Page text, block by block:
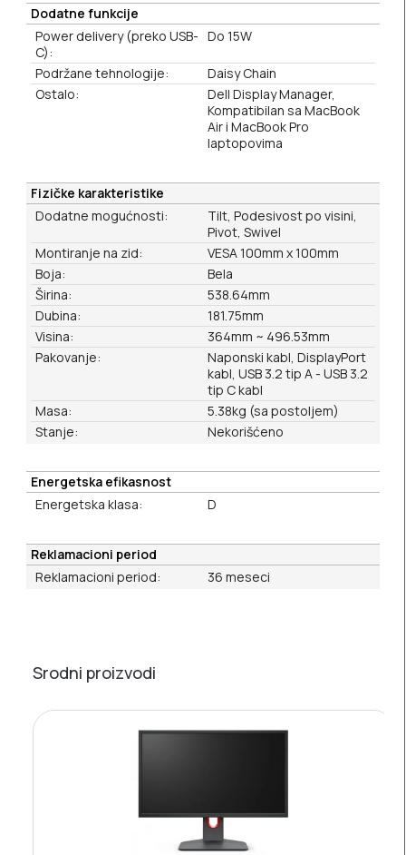
Dodatne funkcije
Power delivery (preko USB-
C):
Do 15W
Podržane tehnologije:
Daisy Chain
Ostalo:
Dell Display Manager,
Kompatibilan sa MacBook
Air i MacBook Pro
laptopovima
Fizičke karakteristike
Dodatne mogućnosti:
Tilt, Podesivost po visini,
Pivot, Swivel
Montiranje na zid:
VESA 100mm x 100mm
Boja:
Bela
Širina:
538.64mm
Dubina:
181.75mm
Visina:
364mm ~ 496.53mm
Pakovanje:
Naponski kabl, DisplayPort
kabl, USB 3.2 tip A - USB 3.2
tip C kabl
Masa:
5.38kg (sa postoljem)
Stanje:
Nekorišćeno
Energetska efikasnost
Energetska klasa:
D
Reklamacioni period
Reklamacioni period:
36 meseci
Srodni proizvodi